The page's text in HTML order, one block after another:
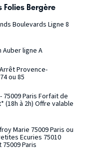
Folies Bergère
Boulevards Ligne 8
Auber ligne A
Provence-
ou 85
75009 Paris Forfait de
(18h à 2h) Offre valable
Marie 75009 Paris ou
Ecuries 75010
Paris